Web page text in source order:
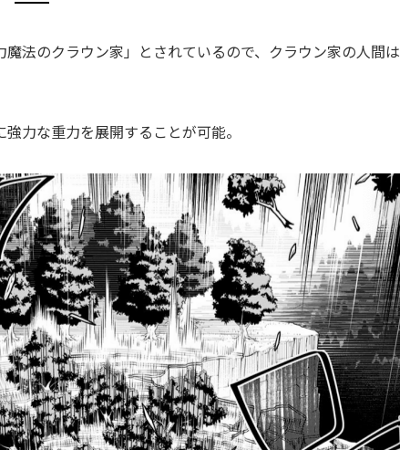
魔法のクラウン家」とされているので、クラウン家の人間は
力な重力を展開することが可能。